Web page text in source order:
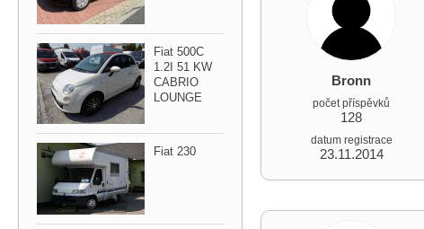
Bronn
počet příspěvků
128
datum registrace
23.11.2014
Fiat 500C
1.2I 51 KW
CABRIO
LOUNGE
Fiat 230